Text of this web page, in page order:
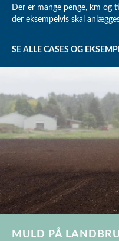
Der er mange penge, km og
der eksempelvis skal
SE ALLE CASES OG
MULD PÅ